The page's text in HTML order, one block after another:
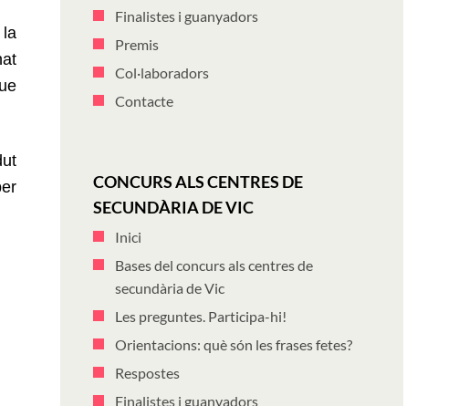
Finalistes i guanyadors
Premis
Col·laboradors
Contacte
CONCURS ALS CENTRES DE
SECUNDÀRIA DE VIC
Inici
Bases del concurs als centres de
secundària de Vic
Les preguntes. Participa-hi!
Orientacions: què són les frases fetes?
Respostes
Finalistes i guanyadors